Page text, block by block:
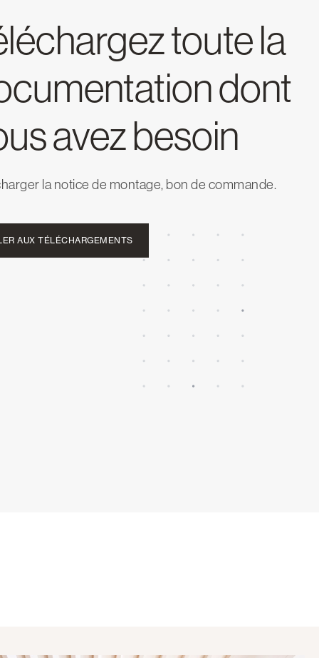
toute la
dont
avez besoin
la notice de montage, bon de commande.
AUX TÉLÉCHARGEMENTS